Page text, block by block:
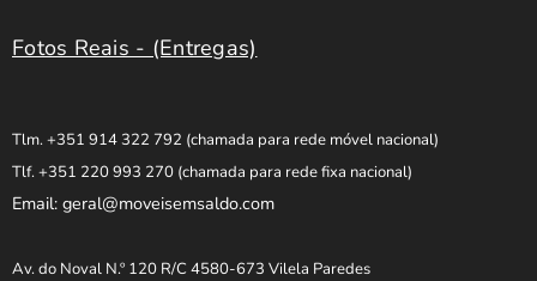
Fotos Reais - (Entregas)
Tlm. +351 914 322 792 (chamada para rede móvel nacional)
Tlf. +351 220 993 270 (chamada para rede fixa nacional)
Email: geral@moveisemsaldo.com
Av. do Noval N.º 120 R/C 4580-673 Vilela Paredes